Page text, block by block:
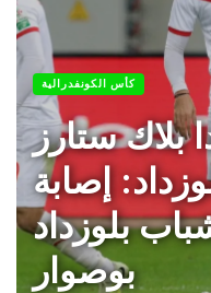
كأس الكونفدرالية
بلاك ستارز
إصابة
بلوزداد
بوصوار